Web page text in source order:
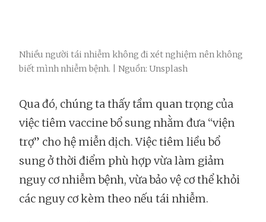
Nhiều người tái nhiễm không đi xét nghiệm nên không
biết mình nhiễm bệnh. | Nguồn: Unsplash
Qua đó, chúng ta thấy tầm quan trọng của
việc tiêm vaccine bổ sung nhằm đưa “viện
trợ” cho hệ miễn dịch. Việc tiêm liều bổ
sung ở thời điểm phù hợp vừa làm giảm
nguy cơ nhiễm bệnh, vừa bảo vệ cơ thể khỏi
các nguy cơ kèm theo nếu tái nhiễm.